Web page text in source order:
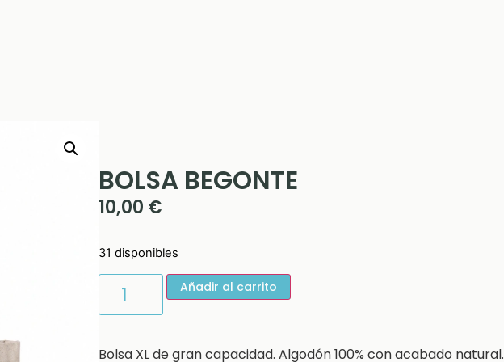
BOLSA BEGONTE
10,00 €
31 disponibles
Añadir al carrito
Bolsa XL de gran capacidad. Algodón 100% con acabado natural.